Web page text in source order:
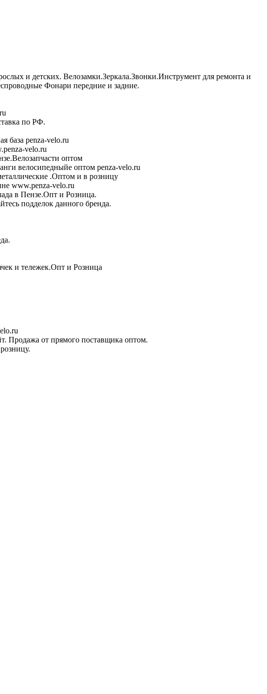
и детских. Велозамки.Зеркала.Звонки.Инструмент для ремонта и
Фонари передние и задние.
по РФ.
база penza-velo.ru
velo.ru
оптом
велосипедныйе оптом penza-velo.ru
.Оптом и в розницу
www.penza-velo.ru
в Пензе.Опт и Розница.
подделок данного бренда.
и тележек.Опт и Розница
Продажа от прямого поставщика оптом.